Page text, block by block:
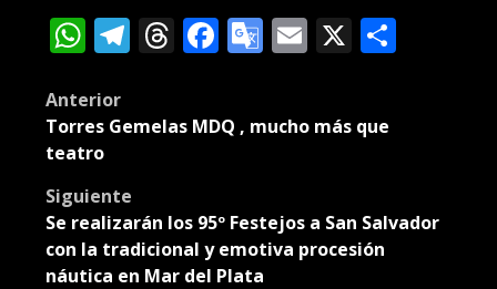
WhatsApp
Telegram
Threads
Facebook
Google
Translate
Email
X
Post
navigation
Anterior
Torres Gemelas MDQ , mucho más que
teatro
Siguiente
Se realizarán los 95º Festejos a San Salvador
con la tradicional y emotiva procesión
náutica en Mar del Plata